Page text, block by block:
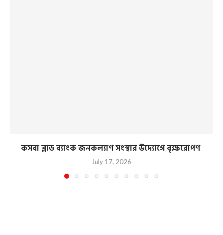
কসবা ব্লাড ব্যাংক জনকল্যাণ সংস্থার উদ্যোগে বৃক্ষরোপণ
July 17, 2026